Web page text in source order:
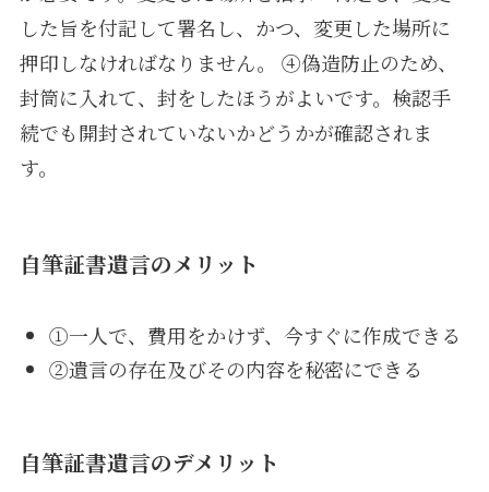
した旨を付記して署名し、かつ、変更した場所に
押印しなければなりません。 ④偽造防止のため、
封筒に入れて、封をしたほうがよいです。検認手
続でも開封されていないかどうかが確認されま
す。
自筆証書遺言のメリット
①一人で、費用をかけず、今すぐに作成できる
②遺言の存在及びその内容を秘密にできる
自筆証書遺言のデメリット